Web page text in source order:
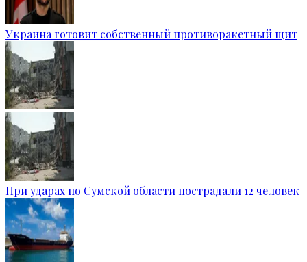
Украина готовит собственный противоракетный щит
При ударах по Сумской области пострадали 12 человек